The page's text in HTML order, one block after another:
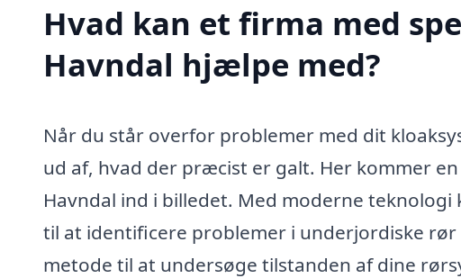
Hvad kan et firma med
Havndal hjælpe med?
Når du står overfor problemer med dit
ud af, hvad der præcist er galt. Her kommer
Havndal ind i billedet. Med moderne
til at identificere problemer i underjordiske
metode til at undersøge tilstanden af dine